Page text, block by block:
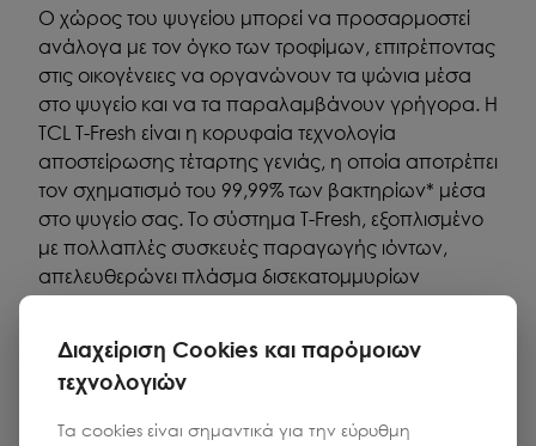
Ο χώρος του ψυγείου μπορεί να προσαρμοστεί
ανάλογα με τον όγκο των τροφίμων, επιτρέποντας
στις οικογένειες να οργανώνουν τα ψώνια μέσα
στο ψυγείο και να τα παραλαμβάνουν γρήγορα. Η
TCL T-Fresh είναι η κορυφαία τεχνολογία
αποστείρωσης τέταρτης γενιάς, η οποία αποτρέπει
τον σχηματισμό του 99,99% των βακτηρίων* μέσα
στο ψυγείο σας. Το σύστημα T-Fresh, εξοπλισμένο
με πολλαπλές συσκευές παραγωγής ιόντων,
απελευθερώνει πλάσμα δισεκατομμυρίων
ομάδες. Η συγκέντρωσή του είναι διπλάσια από
αυτή των συνηθισμένων ψυγείων. Μεγιστοποιεί τη
φρεσκάδα των συστατικών για να προστατεύσει
Διαχείριση Cookies και παρόμοιων
τεχνολογιών
Τα cookies είναι σημαντικά για την εύρυθμη